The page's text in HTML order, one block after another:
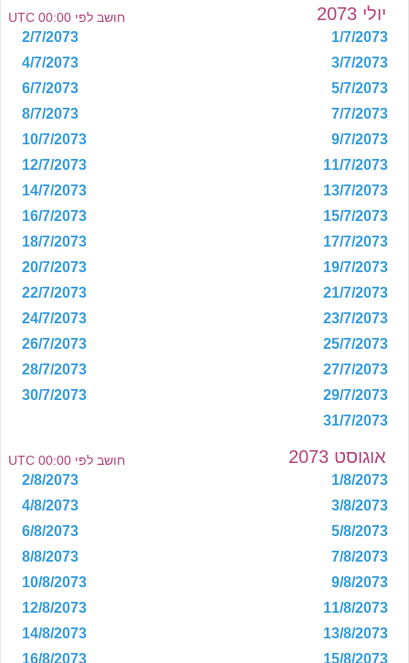
יולי 2073 חושב לפי 00:00 UTC
1/7/2073
2/7/2073
3/7/2073
4/7/2073
5/7/2073
6/7/2073
7/7/2073
8/7/2073
9/7/2073
10/7/2073
11/7/2073
12/7/2073
13/7/2073
14/7/2073
15/7/2073
16/7/2073
17/7/2073
18/7/2073
19/7/2073
20/7/2073
21/7/2073
22/7/2073
23/7/2073
24/7/2073
25/7/2073
26/7/2073
27/7/2073
28/7/2073
29/7/2073
30/7/2073
31/7/2073
אוגוסט 2073 חושב לפי 00:00 UTC
1/8/2073
2/8/2073
3/8/2073
4/8/2073
5/8/2073
6/8/2073
7/8/2073
8/8/2073
9/8/2073
10/8/2073
11/8/2073
12/8/2073
13/8/2073
14/8/2073
15/8/2073
16/8/2073